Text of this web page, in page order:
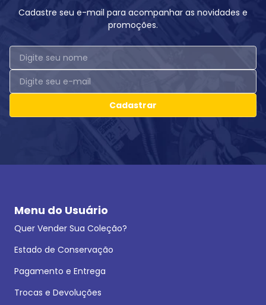
Cadastre seu e-mail para acompanhar as novidades e
promoções.
Cadastrar
Menu do Usuário
Quer Vender Sua Coleção?
Estado de Conservação
Pagamento e Entrega
Trocas e Devoluções